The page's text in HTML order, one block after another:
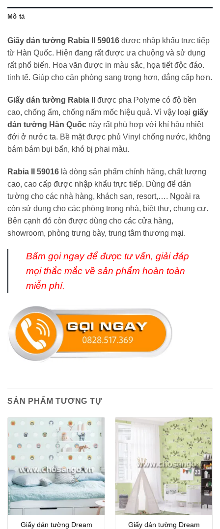
Mô tả
Giấy dán tường Rabia II 59016 được nhập khẩu trực tiếp
từ Hàn Quốc. Hiện đang rất được ưa chuộng và sử dụng
rất phổ biến. Hoa văn được in màu sắc, họa tiết độc đáo.
tinh tế. Giúp cho căn phòng sang trọng hơn, đẳng cấp hơn.
Giấy dán tường Rabia II được pha Polyme có độ bền
cao, chống ẩm, chống nấm mốc hiệu quả. Vì vậy loại giấy
dán tường Hàn Quốc này rất phù hợp với khí hậu nhiệt
đới ở nước ta. Bề mặt được phủ Vinyl chống nước, không
bám bám bụi bẩn, khó bị phai màu.
Rabia II 59016 là dòng sản phẩm chính hãng, chất lượng
cao, cao cấp được nhập khẩu trực tiếp. Dùng để dán
tường cho các nhà hàng, khách sạn, resort,…. Ngoài ra
còn sử dụng cho các phòng trong nhà, biệt thự, chung cư.
Bên cạnh đó còn được dùng cho các cửa hàng,
showroom, phòng trưng bày, trung tâm thương mại.
Bấm gọi ngay để được tư vấn, giải đáp
mọi thắc mắc về sản phẩm hoàn toàn
miễn phí.
SẢN PHẨM TƯƠNG TỰ
Giấy dán tường Dream Giấy dán tường Dream